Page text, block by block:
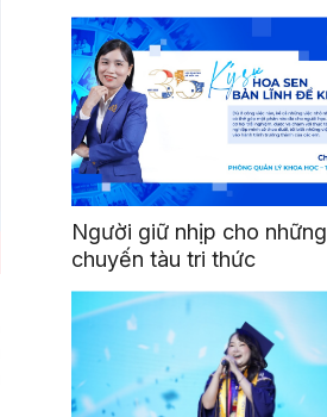
Người giữ nhịp cho những
chuyến tàu tri thức